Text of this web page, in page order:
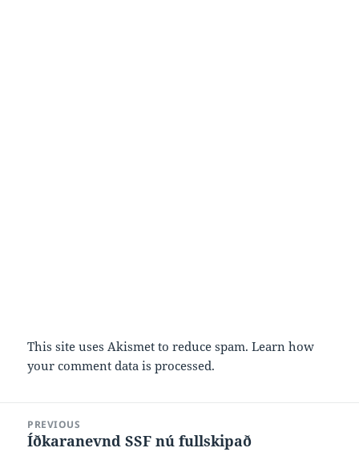
This site uses Akismet to reduce spam.Learn how
your comment data is processed.
navigation
PREVIOUS
Previous
Íðkaranevnd SSF nú fullskipað